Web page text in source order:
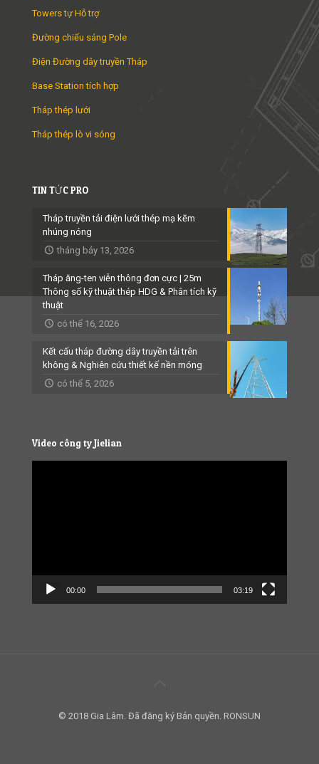
Towers tự Hỗ trợ
Đường chiếu sáng Pole
Điện Đường dây truyền Tháp
Base Station tích hợp
Tháp thép lưới
Tháp thép lò vi sóng
TIN TỨC PRO
Tháp truyền tải điện lưới thép mạ kẽm
nhúng nóng
tháng bảy 13, 2026
Tháp ăng-ten viễn thông đơn cực | 25m
Thông số kỹ thuật thép HDG & Phân tích kỹ
thuật
có thể 16, 2026
Kết cấu tháp đường dây truyền tải trên
không & Nghiên cứu thiết kế nền móng
có thể 5, 2026
Video công ty Jielian
00:00 03:19
© 2018 Gia Lâm. Đã đăng ký Bản quyền. RONSUN